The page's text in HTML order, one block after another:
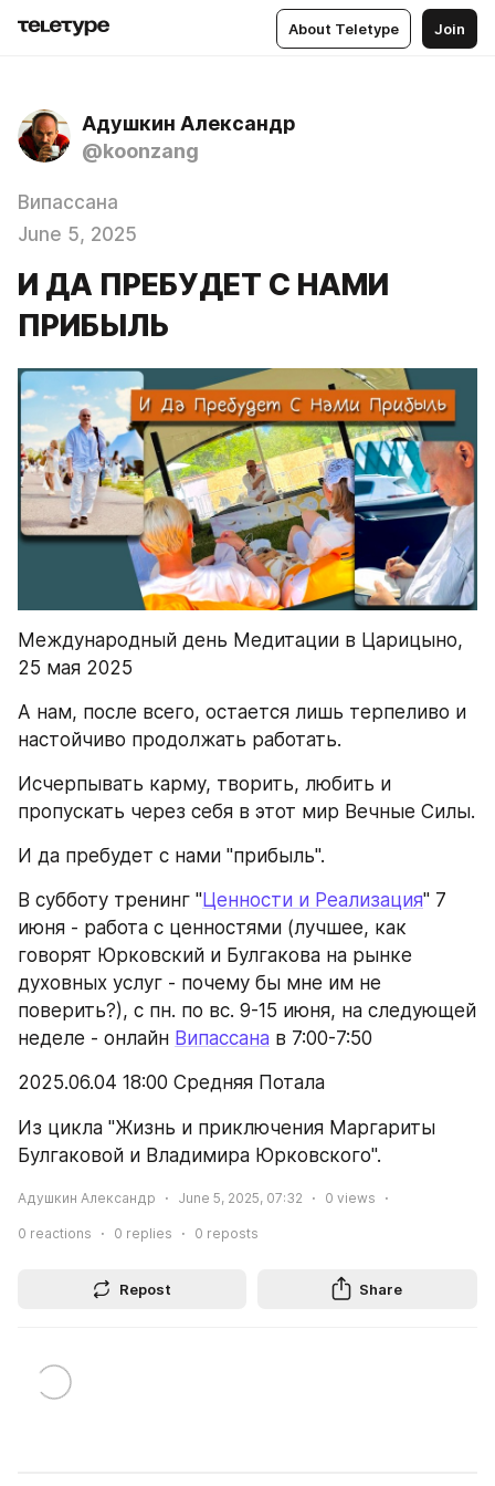
About Teletype Join
Адушкин Александр
@koonzang
Випассана
June 5, 2025
И ДА ПРЕБУДЕТ С НАМИ
ПРИБЫЛЬ
Международный день Медитации в Царицыно,
25 мая 2025
А нам, после всего, остается лишь терпеливо и
настойчиво продолжать работать.
Исчерпывать карму, творить, любить и
пропускать через себя в этот мир Вечные Силы.
И да пребудет с нами "прибыль".
В субботу тренинг "Ценности и Реализация" 7
июня - работа с ценностями (лучшее, как
говорят Юрковский и Булгакова на рынке
духовных услуг - почему бы мне им не
поверить?), с пн. по вс. 9-15 июня, на следующей
неделе - онлайн Випассана в 7:00-7:50
2025.06.04 18:00 Средняя Потала
Из цикла "Жизнь и приключения Маргариты
Булгаковой и Владимира Юрковского".
Адушкин Александр June 5, 2025, 07:32 0 views
0 reactions 0 replies 0 reposts
Repost Share